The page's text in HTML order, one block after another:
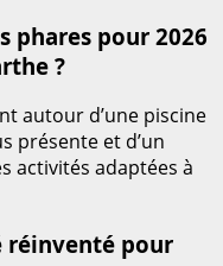
phares pour 2026
?
autour d’une piscine
présente et d’un
activités adaptées à
réinventé pour